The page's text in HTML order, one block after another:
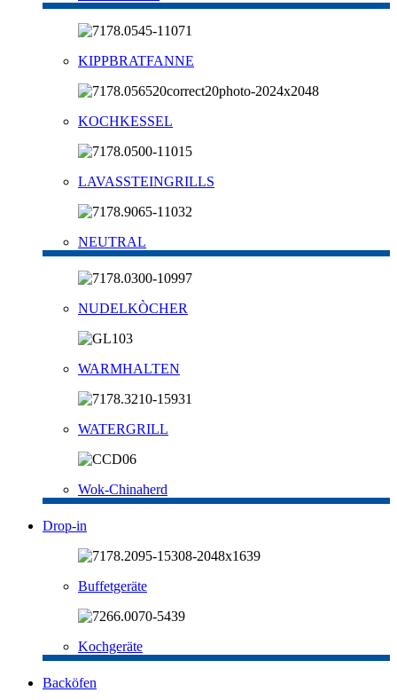
KIPPBRATFANNE
KOCHKESSEL
LAVASSTEINGRILLS
NEUTRAL
NUDELKÒCHER
WARMHALTEN
WATERGRILL
Wok-Chinaherd
Drop-in
Buffetgeräte
Kochgeräte
Backöfen